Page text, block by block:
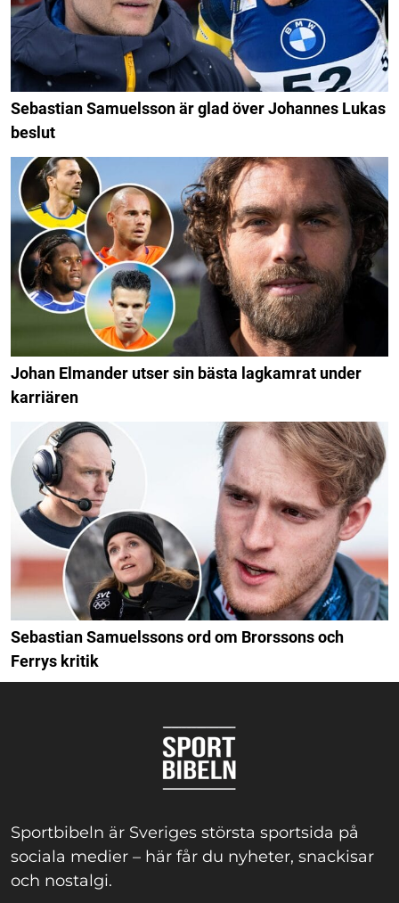
Sebastian Samuelsson är glad över Johannes Lukas
beslut
Johan Elmander utser sin bästa lagkamrat under
karriären
Sebastian Samuelssons ord om Brorssons och
Ferrys kritik
Sportbibeln är Sveriges största sportsida på
sociala medier – här får du nyheter, snackisar
och nostalgi.